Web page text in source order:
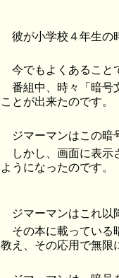
彼が小学校４年生の
今でもよくあること
番組中、時々「暗号
ことが出来たのです。
ジマーマンはこの暗
しかし、画面に表
ようになったのです。
ジマーマンはこれ以
その本に載っている
教え、その応用で無限